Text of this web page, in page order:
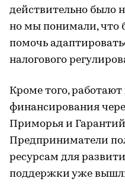
действительно было
но мы понимали, что
помочь
налогового
Кроме того,
финансирования
Приморья и
Предприниматели
ресурсам для
поддержки уже